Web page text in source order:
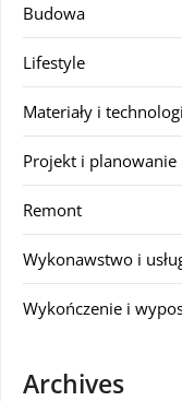
Budowa
Lifestyle
Materiały i
Projekt i planowanie
Remont
Wykonawstwo i
Wykończenie i
Archives